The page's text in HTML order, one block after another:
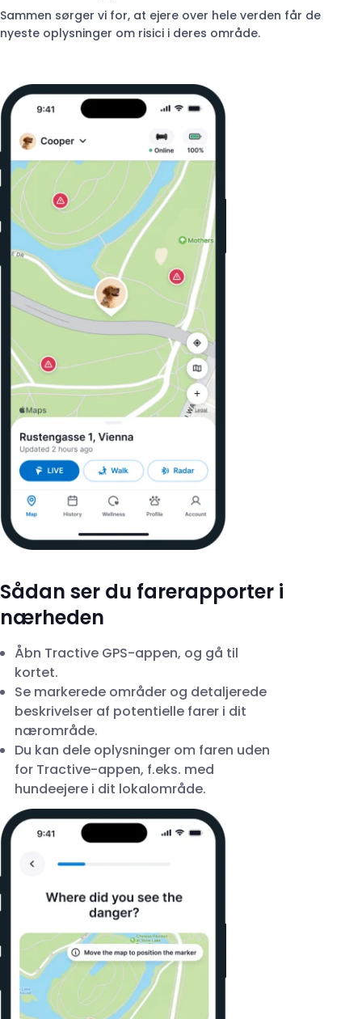
Sammen sørger vi for, at ejere over hele verden får de
nyeste oplysninger om risici i deres område.
Sådan ser du farerapporter i
nærheden
Åbn Tractive GPS-appen, og gå til
kortet.
Se markerede områder og detaljerede
beskrivelser af potentielle farer i dit
nærområde.
Du kan dele oplysninger om faren uden
for Tractive-appen, f.eks. med
hundeejere i dit lokalområde.